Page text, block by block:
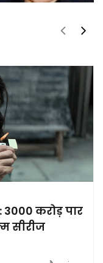
करोड़ पार
सीरीज